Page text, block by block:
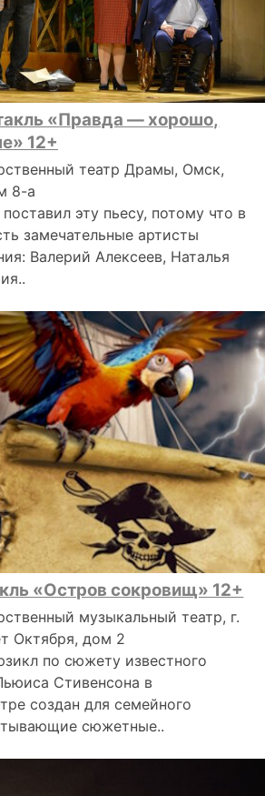
«Правда — хорошо,
12+
театр Драмы, Омск,
8-а
эту пьесу, потому что в
замечательные артисты
Валерий Алексеев, Наталья
«Остров сокровищ» 12+
музыкальный театр, г.
Октября, дом 2
по сюжету известного
Стивенсона в
создан для семейного
сюжетные..